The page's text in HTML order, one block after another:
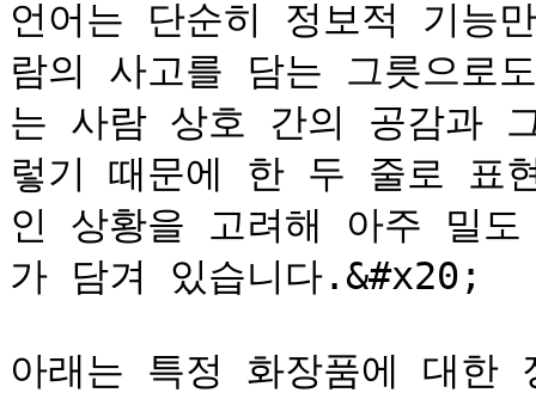
언어는 단순히 정보적 기능
람의 사고를 담는 그릇으
는 사람 상호 간의 공감과
렇기 때문에 한 두 줄로 표
인 상황을 고려해 아주 밀
가 담겨 있습니다.&#x20;
아래는 특정 화장품에 대